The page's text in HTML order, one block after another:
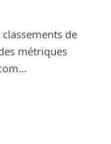
de
métriques